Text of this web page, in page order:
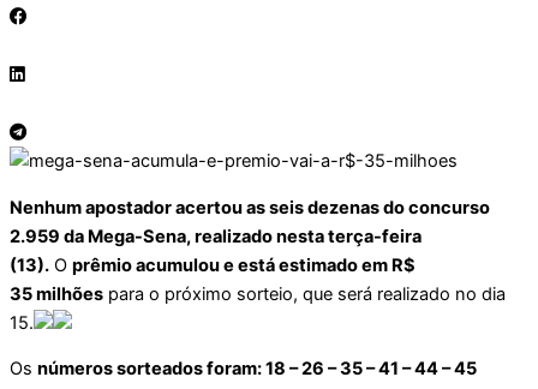
Nenhum apostador acertou as seis dezenas do concurso
2.959 da Mega-Sena, realizado nesta terça-feira
(13). O prêmio acumulou e está estimado em R$
35 milhões para o próximo sorteio, que será realizado no dia
15.
Os números sorteados foram: 18 – 26 – 35 – 41 – 44 – 45